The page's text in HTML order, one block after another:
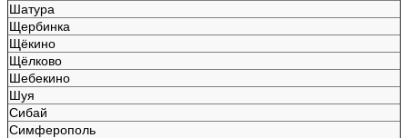
Шатура
Щербинка
Щёкино
Щёлково
Шебекино
Шуя
Сибай
Симферополь